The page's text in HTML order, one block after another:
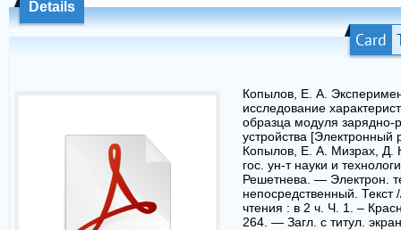
Details
Card
Копылов, Е. А.
исследование
образца модуля зарядно-
устройства [Электронный
Копылов, Е. А. Мизрах, Д.
гос. ун-т науки и
Решетнева. — Электрон.
непосредственный. Текст
чтения : в 2 ч. Ч. 1. –
264. — Загл. с титул.